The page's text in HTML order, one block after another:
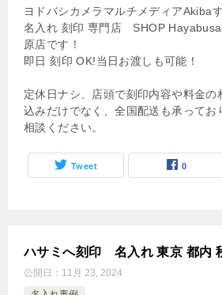
ヨドバシカメラマルチメディアAkiba
名入れ 刻印 専門店 SHOP
原店です！
即日 刻印 OK!当日お渡しも可能！
定休日ナシ、店頭で刻印内容や料金の
込みだけでなく、全国配送も承ってお
相談ください。
Tweet 0
ハサミへ刻印 名入れ 東京 都内
公開日： 11月 23, 2024